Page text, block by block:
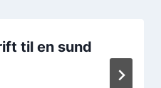
til en sund